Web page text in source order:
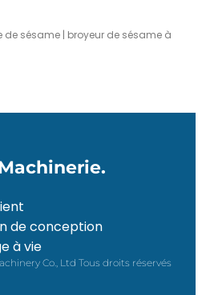
sésame | broyeur de sésame à
de conception
à vie
Co., Ltd Tous droits réservés